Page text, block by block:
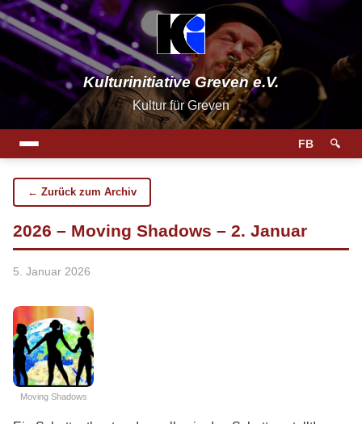
Kulturinitiative Greven e.V.
Kultur für Greven
FB 🔍
← Zurück zum Archiv
2026 – Moving Shadows – 2. Januar
5. Januar 2026
Moving Shadows